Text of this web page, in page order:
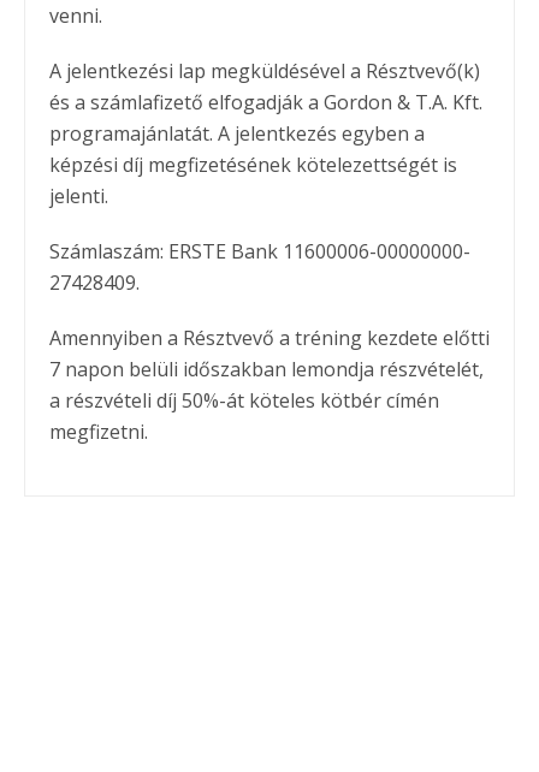
venni.
A jelentkezési lap megküldésével a Résztvevő(k)
és a számlafizető elfogadják a Gordon & T.A. Kft.
programajánlatát. A jelentkezés egyben a
képzési díj megfizetésének kötelezettségét is
jelenti.
Számlaszám: ERSTE Bank 11600006-00000000-
27428409.
Amennyiben a Résztvevő a tréning kezdete előtti
7 napon belüli időszakban lemondja részvételét,
a részvételi díj 50%-át köteles kötbér címén
megfizetni.